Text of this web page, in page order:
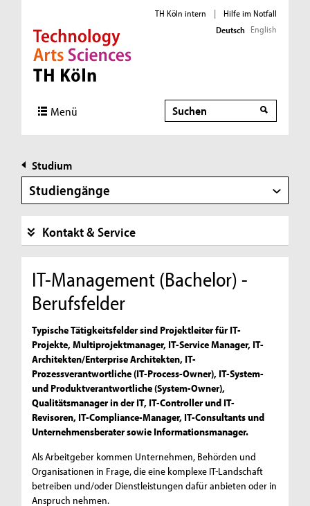
Direkt zur Hauptnavigation
Direkt zur Subnavigation
Direkt zum Inhalt
Direkt zum Fußbereich
TH Köln intern |
Hilfe im Notfall
Deutsch English
Menü Suche
Studium
Studiengänge
Kontakt & Service
IT-Management (Bachelor) -
Berufsfelder
Typische Tätigkeitsfelder sind Projektleiter für IT-
Projekte, Multiprojektmanager, IT-Service Manager, IT-
Architekten/Enterprise Architekten, IT-
Prozessverantwortliche (IT-Process-Owner), IT-System-
und Produktverantwortliche (System-Owner),
Qualitätsmanager in der IT, IT-Controller und IT-
Revisoren, IT-Compliance-Manager, IT-Consultants und
Unternehmensberater sowie Informationsmanager.
Als Arbeitgeber kommen Unternehmen, Behörden und
Organisationen in Frage, die eine komplexe IT-Landschaft
betreiben und/oder Dienstleistungen dafür anbieten oder in
Anspruch nehmen.